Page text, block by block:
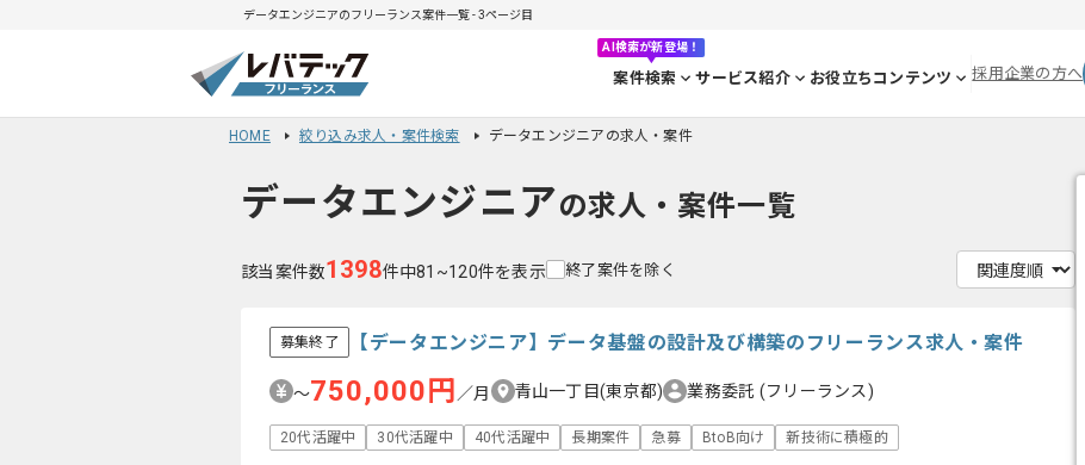
データエンジニアのフリーランス案件一覧 - 3ページ目
AI検索が新登場！
案件検索 サービス紹介 お役立ちコンテンツ 採用企業の方へ
HOME 絞り込み求人・案件検索 データエンジニアの求人・案件
データエンジニアの求人・案件一覧
該当案件数1398件中81~120件を表示 終了案件を除く
募集終了 【データエンジニア】データ基盤の設計及び構築のフリーランス求人・案件
〜750,000円 ／月 青山一丁目(東京都) 業務委託 (フリーランス)
20代活躍中 30代活躍中 40代活躍中 長期案件 急募 BtoB向け 新技術に積極的